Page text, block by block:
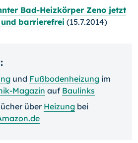
Bad-Heizkörper Zeno jetzt
barrierefrei (15.7.2014)
und Fußbodenheizung im
Magazin auf Baulinks
über Heizung bei